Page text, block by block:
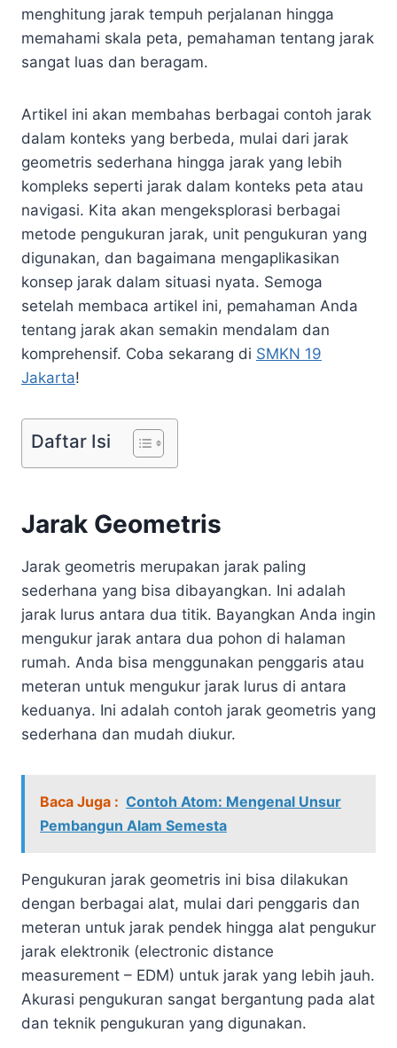
menghitung jarak tempuh perjalanan hingga
memahami skala peta, pemahaman tentang jarak
sangat luas dan beragam.
Artikel ini akan membahas berbagai contoh jarak
dalam konteks yang berbeda, mulai dari jarak
geometris sederhana hingga jarak yang lebih
kompleks seperti jarak dalam konteks peta atau
navigasi. Kita akan mengeksplorasi berbagai
metode pengukuran jarak, unit pengukuran yang
digunakan, dan bagaimana mengaplikasikan
konsep jarak dalam situasi nyata. Semoga
setelah membaca artikel ini, pemahaman Anda
tentang jarak akan semakin mendalam dan
komprehensif. Coba sekarang di SMKN 19
Jakarta!
Daftar Isi
Jarak Geometris
Jarak geometris merupakan jarak paling
sederhana yang bisa dibayangkan. Ini adalah
jarak lurus antara dua titik. Bayangkan Anda ingin
mengukur jarak antara dua pohon di halaman
rumah. Anda bisa menggunakan penggaris atau
meteran untuk mengukur jarak lurus di antara
keduanya. Ini adalah contoh jarak geometris yang
sederhana dan mudah diukur.
Baca Juga : Contoh Atom: Mengenal Unsur
Pembangun Alam Semesta
Pengukuran jarak geometris ini bisa dilakukan
dengan berbagai alat, mulai dari penggaris dan
meteran untuk jarak pendek hingga alat pengukur
jarak elektronik (electronic distance
measurement – EDM) untuk jarak yang lebih jauh.
Akurasi pengukuran sangat bergantung pada alat
dan teknik pengukuran yang digunakan.